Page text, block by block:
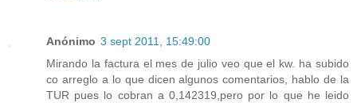
Anónimo 3 sept 2011, 15:49:00
Mirando la factura el mes de julio veo que el kw. ha subido
co arreglo a lo que dicen algunos comentarios, hablo de la
TUR pues lo cobran a 0,142319,pero por lo que he leido